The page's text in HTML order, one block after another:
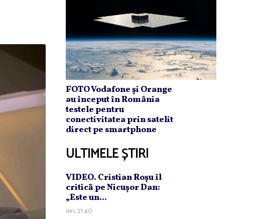
FOTO Vodafone și Orange
au început în România
testele pentru
conectivitatea prin satelit
direct pe smartphone
ULTIMELE ȘTIRI
VIDEO. Cristian Roşu îl
critică pe Nicuşor Dan:
„Este un...
ieri, 21:40